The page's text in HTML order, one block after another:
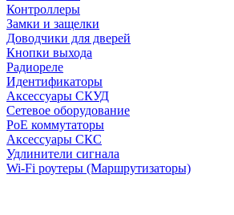
Контроллеры
Замки и защелки
Доводчики для дверей
Кнопки выхода
Радиореле
Идентификаторы
Аксессуары СКУД
Сетевое оборудование
PoE коммутаторы
Аксессуары СКС
Удлинители сигнала
Wi-Fi роутеры (Маршрутизаторы)